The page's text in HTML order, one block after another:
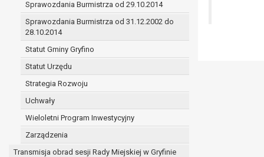
Sprawozdania Burmistrza od 29.10.2014
Sprawozdania Burmistrza od 31.12.2002 do
28.10.2014
Statut Gminy Gryfino
Statut Urzędu
Strategia Rozwoju
Uchwały
Wieloletni Program Inwestycyjny
Zarządzenia
Transmisja obrad sesji Rady Miejskiej w Gryfinie
prawo do żądania sprostowania danych na
w przypadku gdy:
prawo do żądania usunięcia danych osobowych
dane nie są już niezbędne do celów, dla
osoba, której dane dotyczą wycofała
dane osobowe przetwarzane są
dane osobowe muszą być usunięte w
osoba, której dane dotyczą kwestionuje